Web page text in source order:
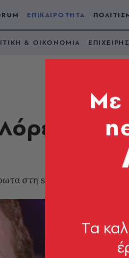
ΕΠΙΚΑΙΡΟΤΗΤΑ
& ΟΙΚΟΝΟΜΙΑ
-
στη showbiz
Tα